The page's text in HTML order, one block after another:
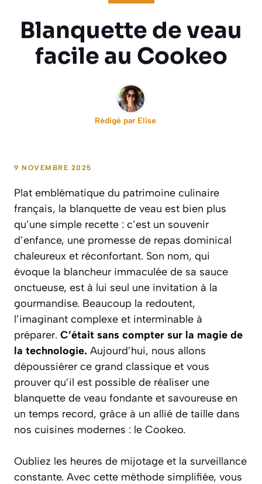
Blanquette de veau
facile au Cookeo
Rédigé par Elise
9 NOVEMBRE 2025
Plat emblématique du patrimoine culinaire
français, la blanquette de veau est bien plus
qu’une simple recette : c’est un souvenir
d’enfance, une promesse de repas dominical
chaleureux et réconfortant. Son nom, qui
évoque la blancheur immaculée de sa sauce
onctueuse, est à lui seul une invitation à la
gourmandise. Beaucoup la redoutent,
l’imaginant complexe et interminable à
préparer. C’était sans compter sur la magie de
la technologie. Aujourd’hui, nous allons
dépoussiérer ce grand classique et vous
prouver qu’il est possible de réaliser une
blanquette de veau fondante et savoureuse en
un temps record, grâce à un allié de taille dans
nos cuisines modernes : le Cookeo.
Oubliez les heures de mijotage et la surveillance
constante. Avec cette méthode simplifiée, vous